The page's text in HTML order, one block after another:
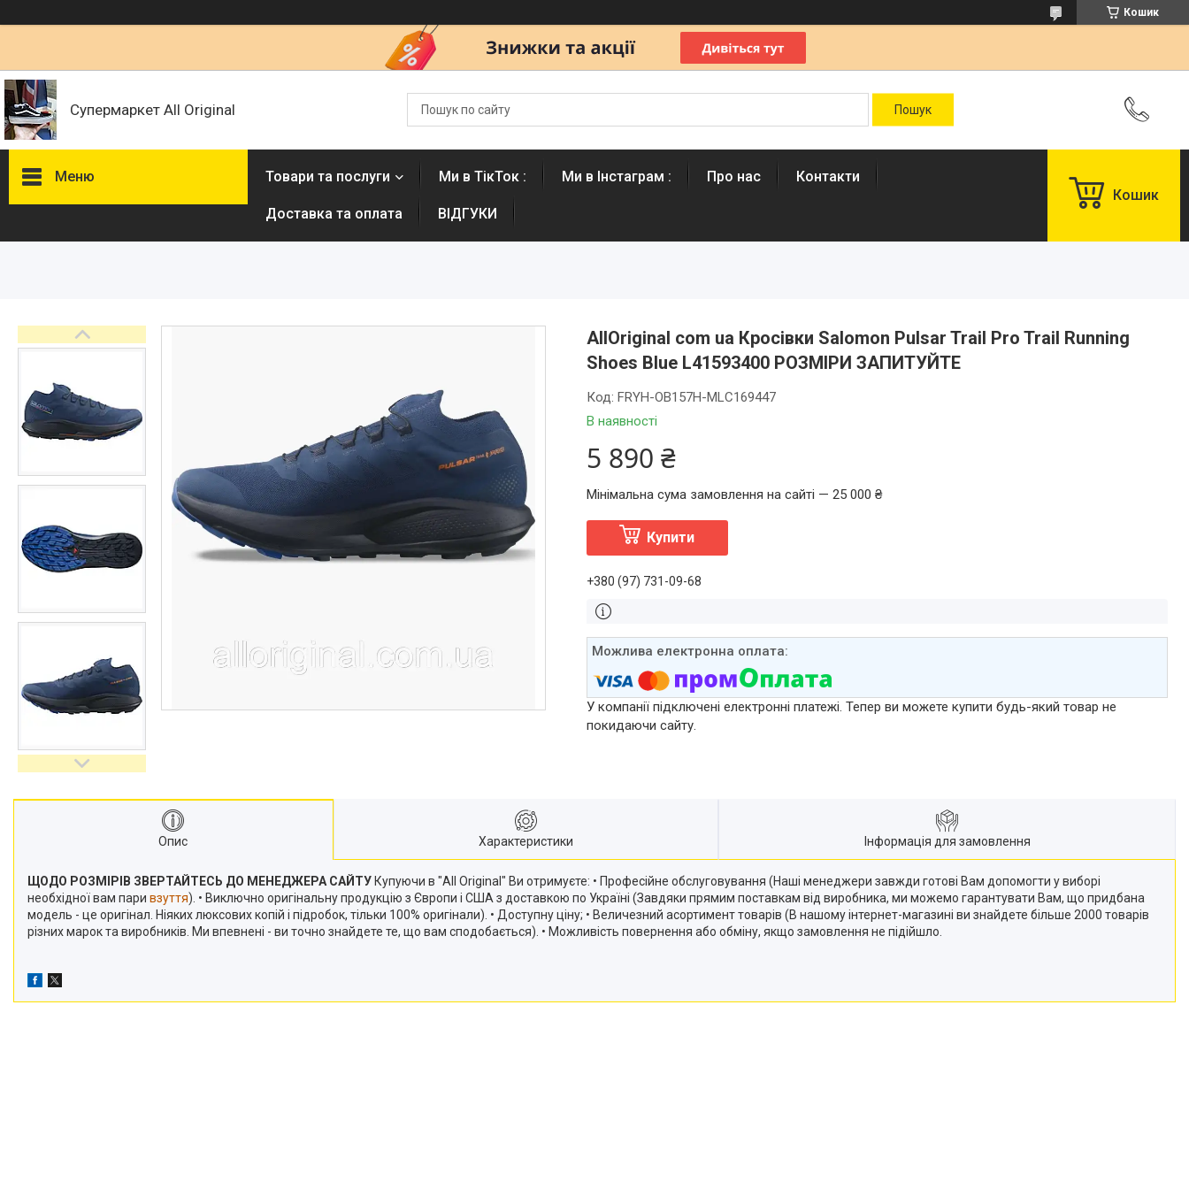
Кошик
Супермаркет All Original
Меню Товари та послуги Ми в ТікТок : Ми в Інстаграм : Про нас Контакти
Доставка та оплата ВІДГУКИ
Кошик
AllOriginal com ua Кросівки Salomon Pulsar Trail Pro Trail Running
Shoes Blue L41593400 РОЗМІРИ ЗАПИТУЙТЕ
В наявності
Код: FRYH-OB157H-MLC169447
5 890 ₴
Мінімальна сума замовлення на сайті — 25 000 ₴
Купити
+380 (97) 731-09-68
У компанії підключені електронні платежі. Тепер ви можете купити будь-який товар не
покидаючи сайту.
Опис Характеристики Інформація для замовлення
ЩОДО РОЗМІРІВ ЗВЕРТАЙТЕСЬ ДО МЕНЕДЖЕРА САЙТУ Купуючи в "All Original" Ви отримуєте: • Професійне обслуговування (Наші менеджери завжди готові Вам допомогти у виборі
необхідної вам пари взуття). • Виключно оригінальну продукцію з Європи і США з доставкою по Україні (Завдяки прямим поставкам від виробника, ми можемо гарантувати Вам, що придбана
модель - це оригінал. Ніяких люксових копій і підробок, тільки 100% оригінали). • Доступну ціну; • Величезний асортимент товарів (В нашому інтернет-магазині ви знайдете більше 2000 товарів
різних марок та виробників. Ми впевнені - ви точно знайдете те, що вам сподобається). • Можливість повернення або обміну, якщо замовлення не підійшло.